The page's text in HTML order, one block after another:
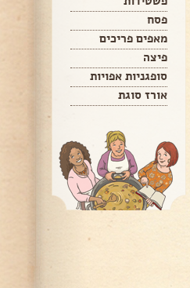
פסח
מאפים פריכים
פיצה
סופגניות אפויות
אורז סוגת